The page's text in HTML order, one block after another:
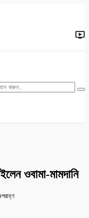
জাতীয় যশোর
ওবামা-মামদানি